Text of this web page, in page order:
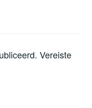
Vereiste